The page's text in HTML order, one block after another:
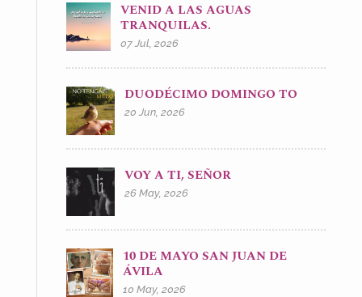
VENID A LAS AGUAS
TRANQUILAS.
07 Jul, 2026
DUODÉCIMO DOMINGO TO
20 Jun, 2026
VOY A TI, SEÑOR
26 May, 2026
10 DE MAYO SAN JUAN DE
ÁVILA
10 May, 2026